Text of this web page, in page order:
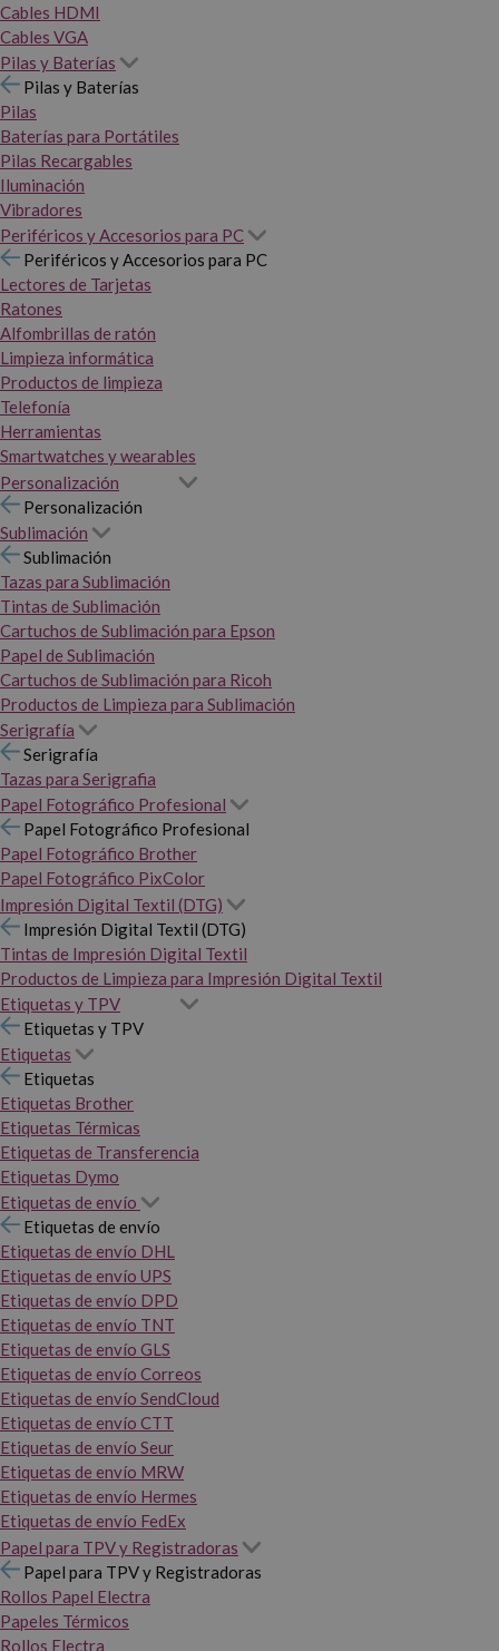
Cables HDMI
Cables VGA
Pilas y Baterías
Pilas y Baterías
Pilas
Baterías para Portátiles
Pilas Recargables
Iluminación
Vibradores
Periféricos y Accesorios para PC
Periféricos y Accesorios para PC
Lectores de Tarjetas
Ratones
Alfombrillas de ratón
Limpieza informática
Productos de limpieza
Telefonía
Herramientas
Smartwatches y wearables
Personalización
Personalización
Sublimación
Sublimación
Tazas para Sublimación
Tintas de Sublimación
Cartuchos de Sublimación para Epson
Papel de Sublimación
Cartuchos de Sublimación para Ricoh
Productos de Limpieza para Sublimación
Serigrafía
Serigrafía
Tazas para Serigrafia
Papel Fotográfico Profesional
Papel Fotográfico Profesional
Papel Fotográfico Brother
Papel Fotográfico PixColor
Impresión Digital Textil (DTG)
Impresión Digital Textil (DTG)
Tintas de Impresión Digital Textil
Productos de Limpieza para Impresión Digital Textil
Etiquetas y TPV
Etiquetas y TPV
Etiquetas
Etiquetas
Etiquetas Brother
Etiquetas Térmicas
Etiquetas de Transferencia
Etiquetas Dymo
Etiquetas de envío
Etiquetas de envío
Etiquetas de envío DHL
Etiquetas de envío UPS
Etiquetas de envío DPD
Etiquetas de envío TNT
Etiquetas de envío GLS
Etiquetas de envío Correos
Etiquetas de envío SendCloud
Etiquetas de envío CTT
Etiquetas de envío Seur
Etiquetas de envío MRW
Etiquetas de envío Hermes
Etiquetas de envío FedEx
Papel para TPV y Registradoras
Papel para TPV y Registradoras
Rollos Papel Electra
Papeles Térmicos
Rollos Electra